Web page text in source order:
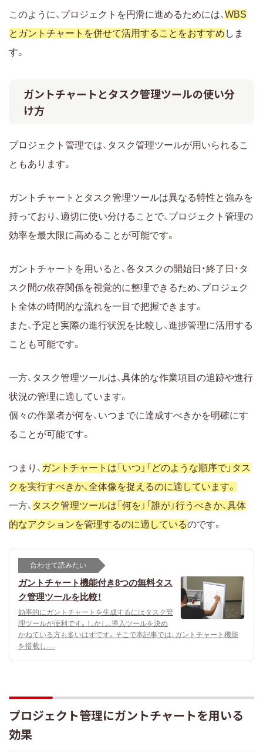
このように、プロジェクトを円滑に進めるためには、 WBS
とガントチャートを併せて活用することをおすすめ しま
す。
ガントチャートとタスク管理ツールの使い分
け方
プロジェクト管理では、タスク管理ツールが用いられるこ
ともあります。
ガントチャートとタスク管理ツールは異なる特性と強みを
持っており、適切に使い分けることで、プロジェクト管理の
効率を最大限に高めることが可能です。
ガントチャートを用いると、各タスクの開始日・終了日・タ
スク間の依存関係を視覚的に整理できるため、プロジェク
ト全体の時間的な流れを一目で把握できます。
また、予定と実際の進行状況を比較し、進捗管理に活用する
ことも可能です。
一方、タスク管理ツールは、具体的な作業項目の追跡や進行
状況の管理に適しています。
個々の作業者が何を、いつまでに達成すべきかを明確にす
ることが可能です。
つまり、 ガントチャートは「いつ」「どのような順序で」タス
クを実行すべきか、全体像を捉えるのに適しています。
一方、 タスク管理ツールは「何を」「誰が」行うべきか、具体
的なアクションを管理するのに適しているのです。
合わせて読みたい
ガントチャート機能付き8つの無料タス
ク管理ツールを比較！
効率的にガントチャートを生成するにはタスク管
理ツールが便利です。しかし、導入ツールを決め
かねている方も多いはずです。そこで本記事では、ガントチャート機能
を搭載し.....
プロジェクト管理にガントチャートを用いる
効果